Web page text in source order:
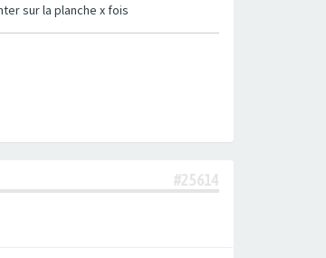
sur la planche x fois
#25614